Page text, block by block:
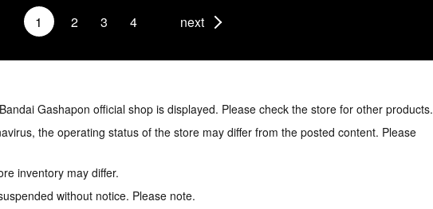
1 2 3 4 next
Gashapon official shop is displayed. Please check the store for other products.
the operating status of the store may differ from the posted content. Please
inventory may differ.
without notice. Please note.